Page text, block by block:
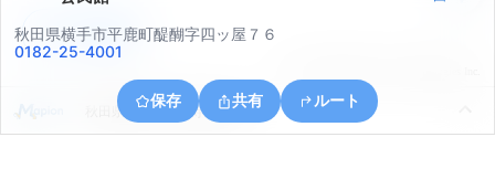
秋田県横手市平鹿町醍醐字四ッ屋７６
0182-25-4001
保存 共有 ルート
秋田県横手市大屋寺内漆原
アプリで見る